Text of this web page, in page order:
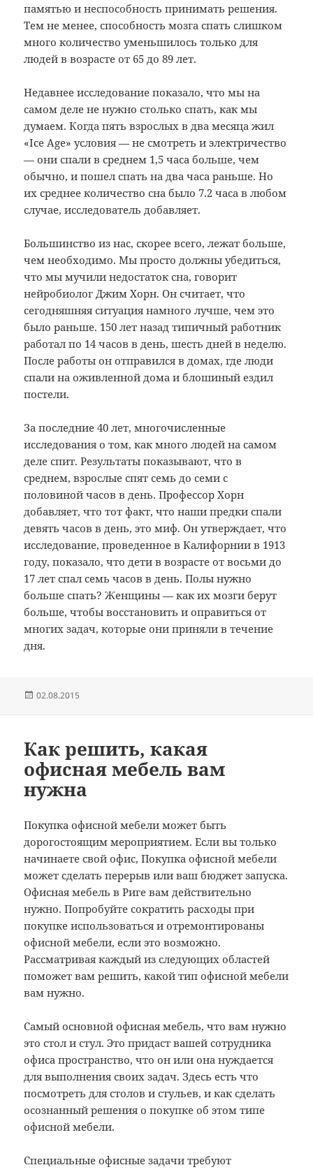
памятью и неспособность принимать решения.
Тем не менее, способность мозга спать слишком
много количество уменьшилось только для
людей в возрасте от 65 до 89 лет.
Недавнее исследование показало, что мы на
самом деле не нужно столько спать, как мы
думаем.Когда пять взрослых в два месяца жил
«Ice Age» условия — не смотреть и электричество
— они спали в среднем 1,5 часа больше, чем
обычно, и пошел спать на два часа раньше.Но
их среднее количество сна было 7.2 часа в любом
случае, исследователь добавляет.
Большинство из нас, скорее всего, лежат больше,
чем необходимо.Мы просто должны убедиться,
что мы мучили недостаток сна, говорит
нейробиолог Джим Хорн.Он считает, что
сегодняшняя ситуация намного лучше, чем это
было раньше. 150 лет назад типичный работник
работал по 14 часов в день, шесть дней в неделю.
После работы он отправился в домах, где люди
спали на оживленной дома и блошиный ездил
постели.
За последние 40 лет, многочисленные
исследования о том, как много людей на самом
деле спит.Результаты показывают, что в
среднем, взрослые спят семь до семи с
половиной часов в день.Профессор Хорн
добавляет, что тот факт, что наши предки спали
девять часов в день, это миф.Он утверждает, что
исследование, проведенное в Калифорнии в 1913
году, показало, что дети в возрасте от восьми до
17 лет спал семь часов в день.Полы нужно
больше спать?Женщины — как их мозги берут
больше, чтобы восстановить и оправиться от
многих задач, которые они приняли в течение
дня.
Опубликовано
02.08.2015
Как решить, какая
офисная мебель вам
нужна
Покупка офисной мебели может быть
дорогостоящим мероприятием. Если вы только
начинаете свой офис, Покупка офисной мебели
может сделать перерыв или ваш бюджет запуска.
Офисная мебель в Риге вам действительно
нужно. Попробуйте сократить расходы при
покупке использоваться и отремонтированы
офисной мебели, если это возможно.
Рассматривая каждый из следующих областей
поможет вам решить, какой тип офисной мебели
вам нужно.
Самый основной офисная мебель, что вам нужно
это стол и стул. Это придаст вашей сотрудника
офиса пространство, что он или она нуждается
для выполнения своих задач. Здесь есть что
посмотреть для столов и стульев, и как сделать
осознанный решения о покупке об этом типе
офисной мебели.
Специальные офисные задачи требуют